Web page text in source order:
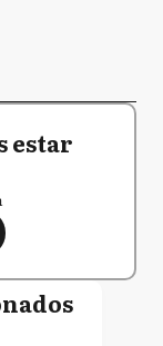
estar